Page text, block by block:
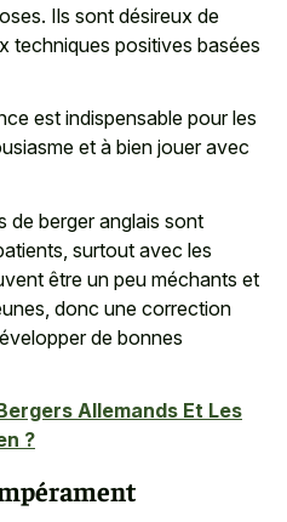
. Ils sont désireux de
techniques positives basées
est indispensable pour les
et à bien jouer avec
de berger anglais sont
surtout avec les
être un peu méchants et
donc une correction
de bonnes
Allemands Et Les
?